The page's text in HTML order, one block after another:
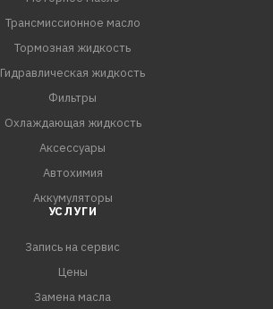
Трансмиссионное масло
Тормозная жидкость
Гидравлическая жидкость
Фильтры
Охлаждающая жидкость
Аксессуары
Автохимия
Аккумуляторы
УСЛУГИ
Запись на сервис
Цены
Замена масла